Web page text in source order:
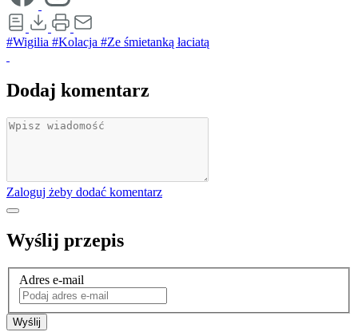
#Wigilia #Kolacja #Ze śmietanką łaciatą
Dodaj komentarz
Zaloguj żeby dodać komentarz
Wyślij przepis
Adres e-mail
Wyślij